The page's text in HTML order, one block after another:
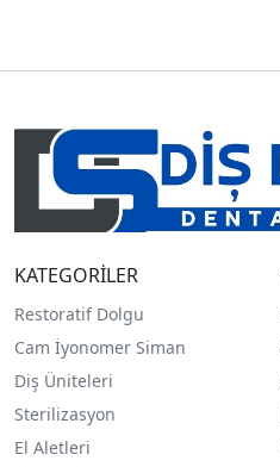
KATEGORİLER
Restoratif Dolgu
Cam İyonomer Siman
Diş Üniteleri
Sterilizasyon
El Aletleri